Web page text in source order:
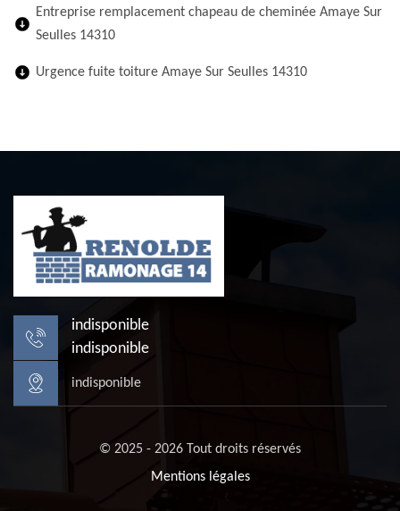
Entreprise remplacement chapeau de cheminée Amaye Sur
Seulles 14310
Urgence fuite toiture Amaye Sur Seulles 14310
indisponible
indisponible
indisponible
© 2025 - 2026 Tout droits réservés
Mentions légales